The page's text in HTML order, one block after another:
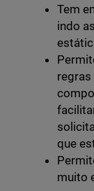
Tem
indo
que
muito